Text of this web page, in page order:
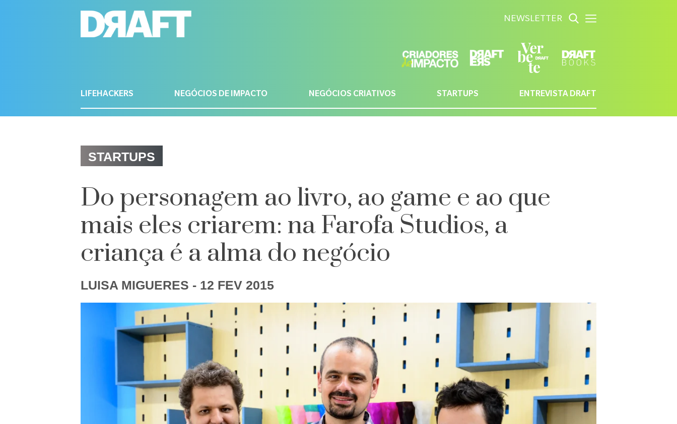
NEWSLETTER
LIFEHACKERS NEGÓCIOS DE IMPACTO NEGÓCIOS CRIATIVOS STARTUPS ENTREVISTA DRAFT
STARTUPS
Do personagem ao livro, ao game e ao que
mais eles criarem: na Farofa Studios, a
criança é a alma do negócio
LUISA MIGUERES - 12 FEV 2015